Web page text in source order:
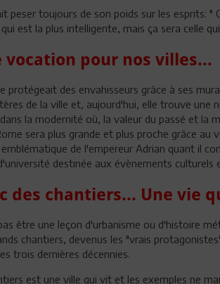
peser toujours de son poids sur les esprits: "
est la plus intelligente, mais ça sera celle
vocation pour nos villes...
protégeait des envahisseurs grâce à ses
de la ville et, aujourd'hui, elle trouve une
la modernité où, la valeur du passé et la
sera plus grande et plus proche grâce
de l'empereur Adrian quant il
destinée aux évènements culturels
des chantiers... Une vie
être une leçon d'urbanisme ou d'histoire
chantiers, devenus les "vrais
trois dernières décennies.
est une ville qui vit et les exemples ne